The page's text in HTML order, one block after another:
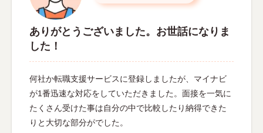
ありがとうございました。お世話になりま
した！
何社か転職支援サービスに登録しましたが、マイナビ
が1番迅速な対応をしていただきました。面接を一気に
たくさん受けた事は自分の中で比較したり納得できた
りと大切な部分がでした。